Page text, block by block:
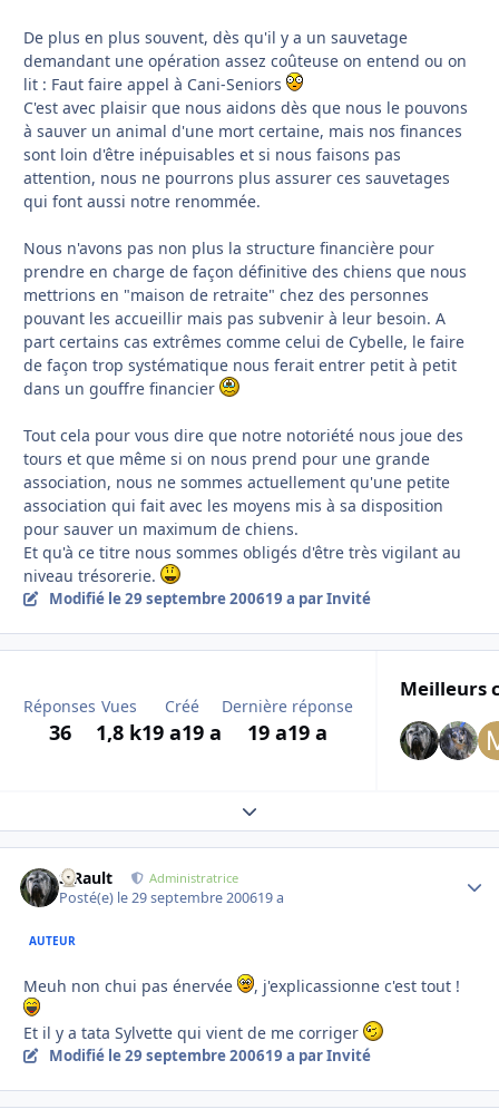
De plus en plus souvent, dès qu'il y a un sauvetage
demandant une opération assez coûteuse on entend ou on
lit : Faut faire appel à Cani-Seniors
C'est avec plaisir que nous aidons dès que nous le pouvons
à sauver un animal d'une mort certaine, mais nos finances
sont loin d'être inépuisables et si nous faisons pas
attention, nous ne pourrons plus assurer ces sauvetages
qui font aussi notre renommée.
Nous n'avons pas non plus la structure financière pour
prendre en charge de façon définitive des chiens que nous
mettrions en "maison de retraite" chez des personnes
pouvant les accueillir mais pas subvenir à leur besoin. A
part certains cas extrêmes comme celui de Cybelle, le faire
de façon trop systématique nous ferait entrer petit à petit
dans un gouffre financier
Tout cela pour vous dire que notre notoriété nous joue des
tours et que même si on nous prend pour une grande
association, nous ne sommes actuellement qu'une petite
association qui fait avec les moyens mis à sa disposition
pour sauver un maximum de chiens.
Et qu'à ce titre nous sommes obligés d'être très vigilant au
niveau trésorerie.
Modifié le 29 septembre 200619 a par Invité
Réponses
36
Vues
1,8 k
Créé
19 a19 a
Dernière réponse
19 a19 a
Meilleurs
Expand topic overview
S.Rault Administratrice
Posté(e) le 29 septembre 200619 a
AUTEUR
Meuh non chui pas énervée , j'explicassionne c'est tout !
Et il y a tata Sylvette qui vient de me corriger
Modifié le 29 septembre 200619 a par Invité